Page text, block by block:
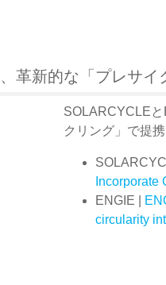
革新的な「プレサ
SOLARCYCLE
クリング」で提
Incorporate
ENGIE |
circularity